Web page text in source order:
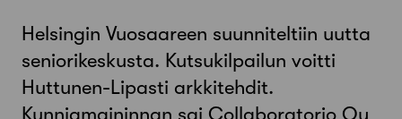
Helsingin Vuosaareen suunniteltiin uutta
seniorikeskusta. Kutsukilpailun voitti
Huttunen-Lipasti arkkitehdit.
Kunniamaininnan sai Collaboratorio Oy